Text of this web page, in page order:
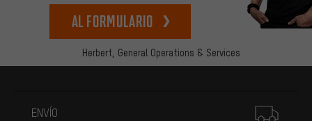
Herbert, General Operations & Services
Al formulario
ENVÍO